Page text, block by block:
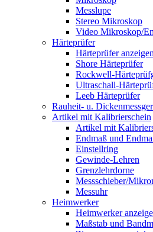
Messlupe
Stereo Mikroskop
Video Mikroskop/
Härteprüfer
Härteprüfer anzeigen
Shore Härteprüfer
Rockwell-
Ultraschall-
Leeb Härteprüfer
Rauheit- u.
Artikel mit Kalibrierschein
Artikel mit
Endmaß und
Einstellring
Gewinde-Lehren
Grenzlehrdorne
Messschieber/
Messuhr
Heimwerker
Heimwerker
Maßstab und